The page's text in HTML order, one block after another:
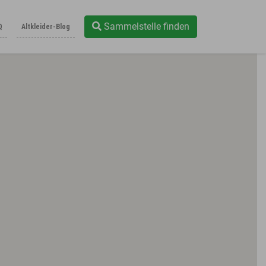
Altkleider-Blog Sammelstelle finden